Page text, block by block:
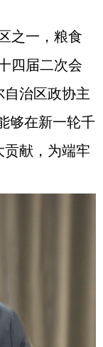
之一，粮食
四届二次会
治区政协主
够在新一轮千
献，为端牢